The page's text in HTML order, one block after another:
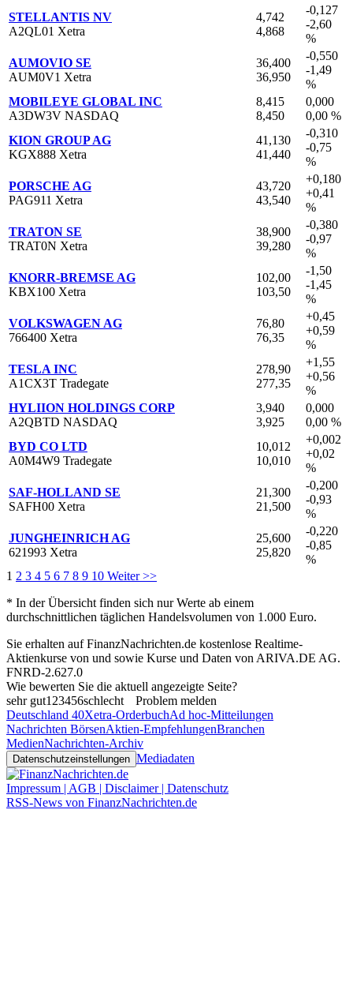
STELLANTIS NV
A2QL01 Xetra
4,742
4,868
-0,127
-2,60
%
AUMOVIO SE
AUM0V1 Xetra
36,400
36,950
-0,550
-1,49
%
MOBILEYE GLOBAL INC
A3DW3V NASDAQ
8,415
8,450
0,000
0,00 %
KION GROUP AG
KGX888 Xetra
41,130
41,440
-0,310
-0,75
%
PORSCHE AG
PAG911 Xetra
43,720
43,540
+0,180
+0,41
%
TRATON SE
TRAT0N Xetra
38,900
39,280
-0,380
-0,97
%
KNORR-BREMSE AG
KBX100 Xetra
102,00
103,50
-1,50
-1,45
%
VOLKSWAGEN AG
766400 Xetra
76,80
76,35
+0,45
+0,59
%
TESLA INC
A1CX3T Tradegate
278,90
277,35
+1,55
+0,56
%
HYLIION HOLDINGS CORP
A2QBTD NASDAQ
3,940
3,925
0,000
0,00 %
BYD CO LTD
A0M4W9 Tradegate
10,012
10,010
+0,002
+0,02
%
SAF-HOLLAND SE
SAFH00 Xetra
21,300
21,500
-0,200
-0,93
%
JUNGHEINRICH AG
621993 Xetra
25,600
25,820
-0,220
-0,85
%
1 2 3 4 5 6 7 8 9 10 Weiter >>
* In der Übersicht finden sich nur Werte ab einem
durchschnittlichen täglichen Handelsvolumen von 1.000 Euro.
Sie erhalten auf FinanzNachrichten.de kostenlose Realtime-
Aktienkurse von und sowie Kurse und Daten von ARIVA.DE AG.
FNRD-2.627.0
Wie bewerten Sie die aktuell angezeigte Seite?
sehr gut1 23456schlecht
Problem melden
Deutschland 40Xetra-OrderbuchAd hoc-Mitteilungen
Nachrichten BörsenAktien-EmpfehlungenBranchen
MedienNachrichten-Archiv
Datenschutzeinstellungen Mediadaten
Impressum | AGB | Disclaimer | Datenschutz
RSS-News von FinanzNachrichten.de